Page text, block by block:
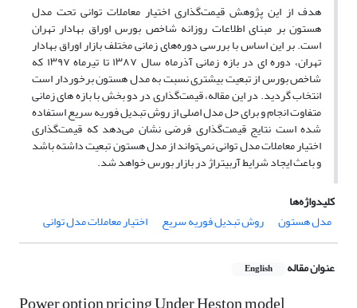
هدف از این پژوهش قیمت‌گذاری اختیار معاملات توانی تحت مدل
هستون بر مبنای اطلاعات روزانه شاخص بورس اوراق بهادار تهران
است. بر این اساس با بررسی دوره‌‌های زمانی مختلف بازار اوراق بهادار
تهران، دوره ای در بازه زمانی آذرماه سال ۱۳۸۷ تا تیرماه ۱۳۹۷ که
شاخص بورس از تبعیت بیشتری نسبت به مدل هستون برخوردار است
انتخاب گردید. در این مقاله، قیمت‌گذاری در دو بخش با بازه های زمانی
متفاوت انجام و برای حل مدل اصلی از روش تبدیل فوریه سریع استفاده
شده است نتایج قیمت‌گذاری فرضی نشان می‌دهد که قیمت‌گذاری
اختیار معاملات مدل توانی نمی‌تواند از مدل هستون تبعیت داشته باشد
و باعث ایجاد شرایط آربیتراژ در بازار بورس خواهد شد.
کلیدواژه‌ها
مدل هستون
روش تبدیل فوریه سریع اختیار معاملات مدل توانی
عنوان مقاله English